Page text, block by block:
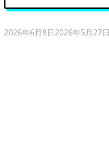
2026年6月8日2026年5月27日